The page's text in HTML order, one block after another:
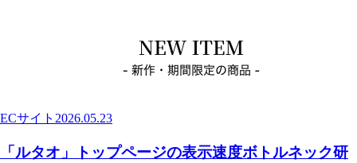
ECサイト 2026.05.23
「ルタオ」トップページの表示速度ボトルネック研